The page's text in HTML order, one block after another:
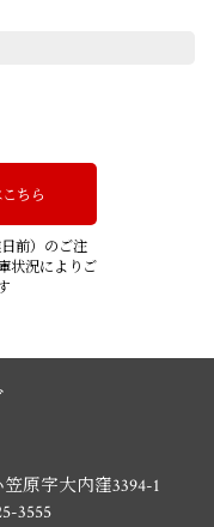
こちら
前）のご注
状況によりご
原字大内窪3394-1
3555